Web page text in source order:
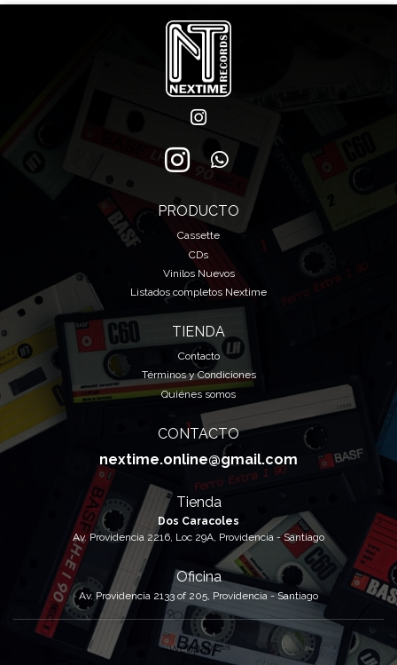
PRODUCTO
Cassette
CDs
Vinilos Nuevos
Listados completos Nextime
TIENDA
Contacto
Términos y Condiciones
Quiénes somos
CONTACTO
nextime.online@gmail.com
Tienda
Dos Caracoles
Av. Providencia 2216, Loc 29A, Providencia - Santiago
Oficina
Av. Providencia 2133 of 205, Providencia - Santiago